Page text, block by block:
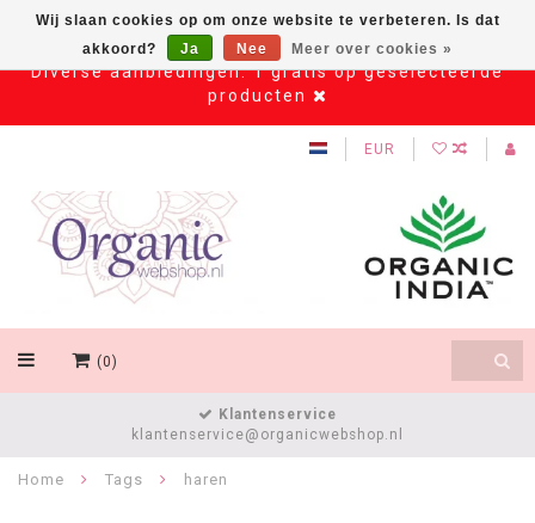
Diverse aanbiedingen: 1 gratis op geselecteerde
producten
EUR
(0)
Klantenservice
klantenservice@organicwebshop.nl
Home Tags haren
Wij slaan cookies op om onze website te verbeteren. Is dat
akkoord?
Ja Nee Meer over cookies »